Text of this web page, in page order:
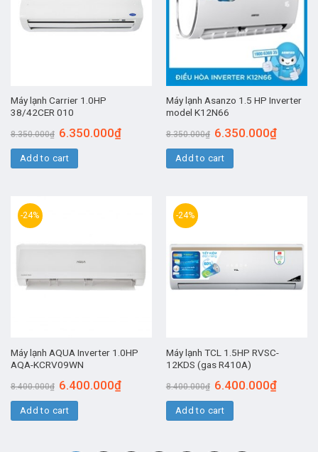
Máy lạnh Carrier 1.0HP
38/42CER 010
8.350.000₫ 6.350.000₫
Add to cart
Máy lạnh Asanzo 1.5 HP Inverter
model K12N66
8.350.000₫ 6.350.000₫
Add to cart
-24%
Máy lạnh AQUA Inverter 1.0HP
AQA-KCRV09WN
8.400.000₫ 6.400.000₫
Add to cart
-24%
Máy lạnh TCL 1.5HP RVSC-
12KDS (gas R410A)
8.400.000₫ 6.400.000₫
Add to cart